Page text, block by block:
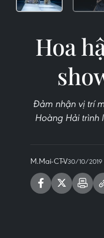
Hoa
Đảm nhận vị trí
Hoàng Hải trình
M.Mai-CTV30/10/2019